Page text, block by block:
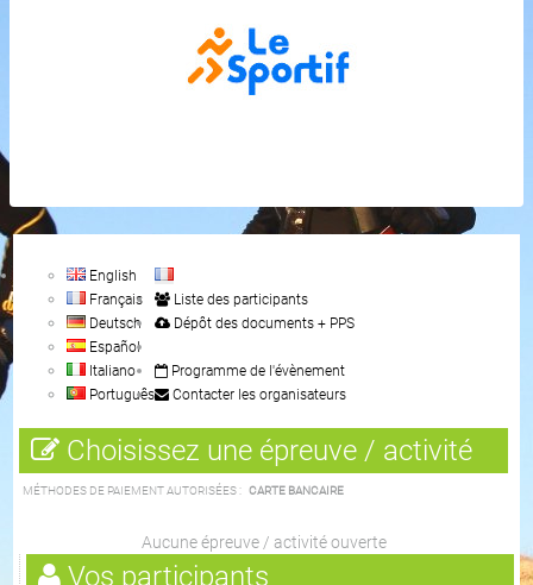
English
Français
Deutsch
Español
Italiano
Português
Liste des participants
Dépôt des documents + PPS
Programme de l'évènement
Contacter les organisateurs
Choisissez une épreuve / activité
MÉTHODES DE PAIEMENT AUTORISÉES : CARTE BANCAIRE
Aucune épreuve / activité ouverte
Vos participants